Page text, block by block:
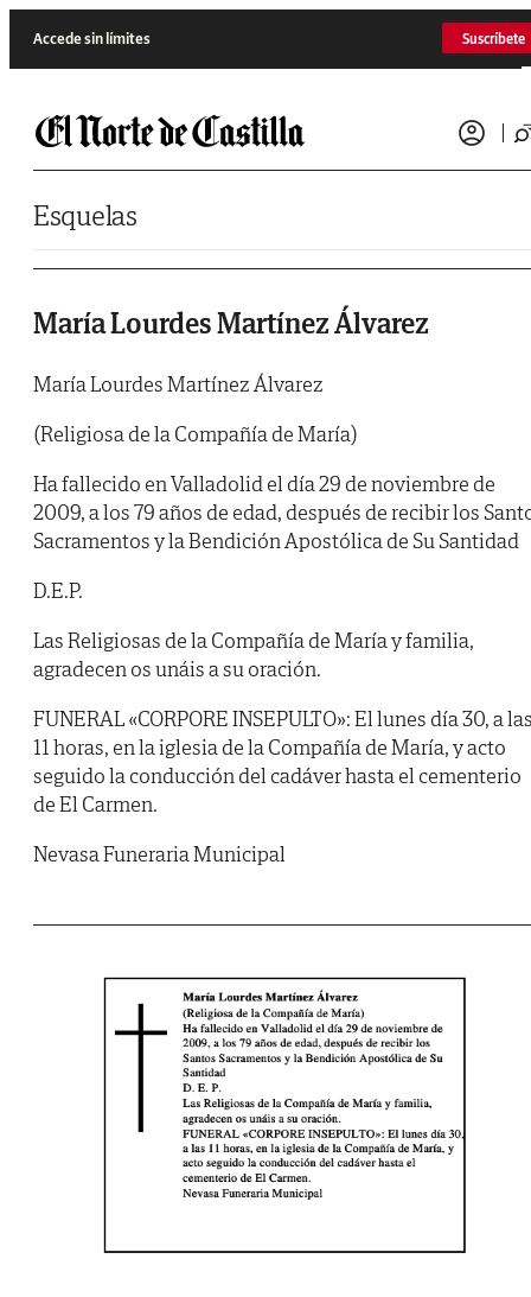
Accede sin límites Suscríbete
Esquelas
María Lourdes Martínez Álvarez
María Lourdes Martínez Álvarez
(Religiosa de la Compañía de María)
Ha fallecido en Valladolid el día 29 de noviembre de
2009, a los 79 años de edad, después de recibir los
Sacramentos y la Bendición Apostólica de Su Santidad
D.E.P.
Las Religiosas de la Compañía de María y familia,
agradecen os unáis a su oración.
FUNERAL «CORPORE INSEPULTO»: El lunes día 30, a
11 horas, en la iglesia de la Compañía de María, y acto
seguido la conducción del cadáver hasta el cementerio
de El Carmen.
Nevasa Funeraria Municipal